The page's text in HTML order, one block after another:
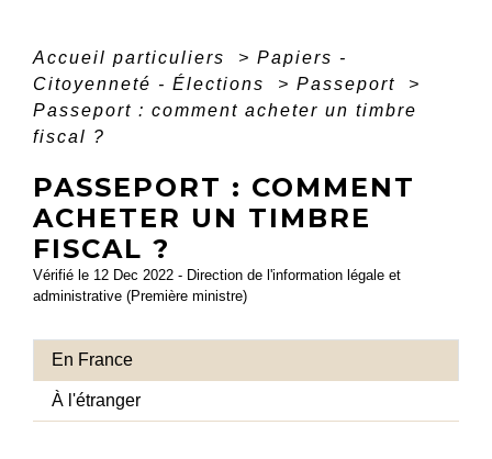
Accueil particuliers > Papiers -
Citoyenneté - Élections
> Passeport
>
Passeport : comment acheter un timbre
fiscal ?
PASSEPORT : COMMENT
ACHETER UN TIMBRE
FISCAL ?
Vérifié le 12 Dec 2022 - Direction de l'information légale et
administrative (Première ministre)
En France
À l'étranger